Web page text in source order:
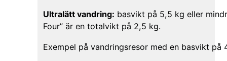
Ultralätt vandring: basvikt på 5,5 kg eller
Four” är en totalvikt på 2,5 kg.
Exempel på vandringsresor med en basvikt på